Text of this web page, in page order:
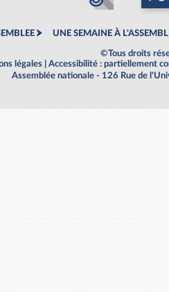
UNE SEMAINE À
©Tous droits
légales
Accessibilité : partiellement
Assemblée nationale - 126 Rue de